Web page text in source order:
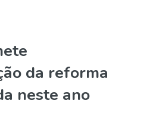
da reforma
neste ano